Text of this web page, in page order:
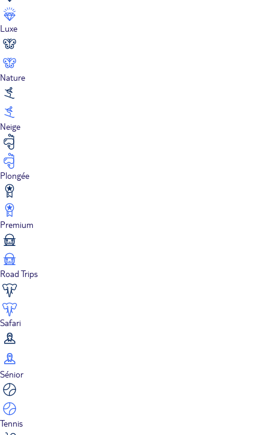
Luxe
Nature
Neige
Plongée
Premium
Road Trips
Safari
Sénior
Tennis